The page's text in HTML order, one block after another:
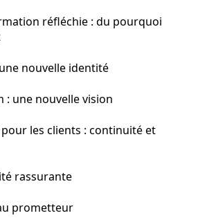
réfléchie : du pourquoi
nouvelle identité
: une nouvelle vision
les clients : continuité et
rassurante
prometteur